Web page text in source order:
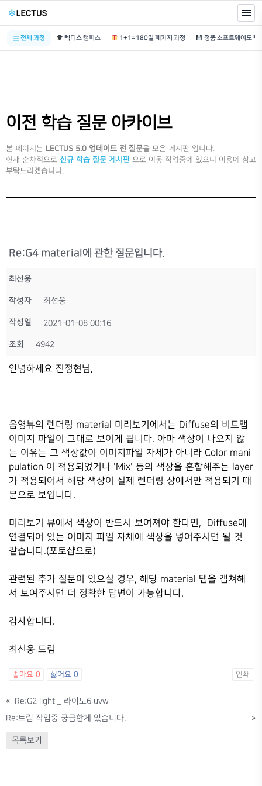
전체 과정 렉터스 캠퍼스 1+1=180일 패키지 과정
이전 학습 질문 아카이브
본 페이지는 LECTUS 5.0 업데이트 전 질문을 모은 게시판 입니다.
현재 순차적으로 신규 학습 질문 게시판 으로 이동 작업중에 있으니 이용에 참고
부탁드리겠습니다.
Re:G4 material에 관한 질문입니다.
최선웅
작성자 최선웅
작성일 2021-01-08 00:16
조회 4942
안녕하세요 진정현님,
음영뷰의 렌더링 material 미리보기에서는 Diffuse의 비트맵
이미지 파일이 그대로 보이게 됩니다. 아마 색상이 나오지 않
는 이유는 그 색상값이 이미지파일 자체가 아니라 Color mani
pulation 이 적용되었거나 'Mix' 등의 색상을 혼합해주는 layer
가 적용되어서 해당 색상이 실제 렌더링 상에서만 적용되기 때
문으로 보입니다.
미리보기 뷰에서 색상이 반드시 보여져야 한다면, Diffuse에
연결되어 있는 이미지 파일 자체에 색상을 넣어주시면 될 것
같습니다.(포토샵으로)
관련된 추가 질문이 있으실 경우, 해당 material 탭을 캡쳐해
서 보여주시면 더 정확한 답변이 가능합니다.
감사합니다.
최선웅 드림
좋아요 0 싫어요 0 인쇄
« Re:G2 light _ 라이노6 uvw
Re:트림 작업중 궁금한게 있습니다.
»
목록보기